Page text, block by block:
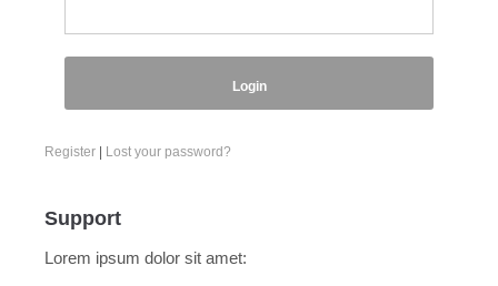
Login
Register | Lost your password?
Support
Lorem ipsum dolor sit amet: